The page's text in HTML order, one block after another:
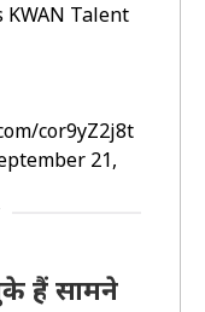
KWAN Talent
cor9yZ2j8t
21,
हैं सामने